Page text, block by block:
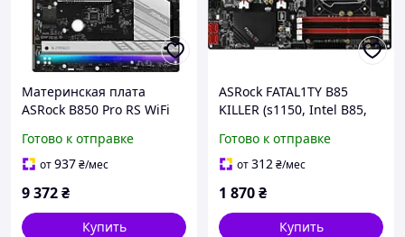
Материнская плата
ASRock B850 Pro RS WiFi
4xDDR5 4xM.2 4xSATA DP
HDMI 2.5 GbE Black
Готово к отправке
от937₴/мес
9 372₴
Купить
ASRock FATAL1TY B85
KILLER (s1150, Intel B85,
Готово к отправке
от312₴/мес
1 870₴
Купить